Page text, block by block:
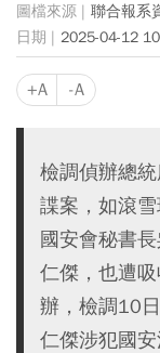
聯合報系
2025-04-12
+A -A
檢調偵辦總
諜案，如滾
國安會秘書
仁傑，也遭
辦，檢調10
仁傑涉犯國